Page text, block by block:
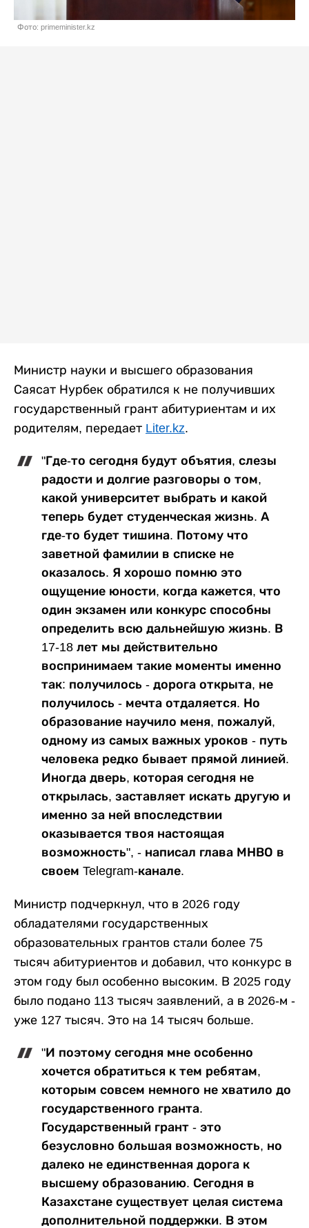
Фото: primeminister.kz
Министр науки и высшего образования
Саясат Нурбек обратился к не получивших
государственный грант абитуриентам и их
родителям, передает Liter.kz.
"Где-то сегодня будут объятия, слезы
радости и долгие разговоры о том,
какой университет выбрать и какой
теперь будет студенческая жизнь. А
где-то будет тишина. Потому что
заветной фамилии в списке не
оказалось. Я хорошо помню это
ощущение юности, когда кажется, что
один экзамен или конкурс способны
определить всю дальнейшую жизнь. В
17-18 лет мы действительно
воспринимаем такие моменты именно
так: получилось - дорога открыта, не
получилось - мечта отдаляется. Но
образование научило меня, пожалуй,
одному из самых важных уроков - путь
человека редко бывает прямой линией.
Иногда дверь, которая сегодня не
открылась, заставляет искать другую и
именно за ней впоследствии
оказывается твоя настоящая
возможность", - написал глава МНВО в
своем Telegram-канале.
Министр подчеркнул, что в 2026 году
обладателями государственных
образовательных грантов стали более 75
тысяч абитуриентов и добавил, что конкурс в
этом году был особенно высоким. В 2025 году
было подано 113 тысяч заявлений, а в 2026-м -
уже 127 тысяч. Это на 14 тысяч больше.
"И поэтому сегодня мне особенно
хочется обратиться к тем ребятам,
которым совсем немного не хватило до
государственного гранта.
Государственный грант - это
безусловно большая возможность, но
далеко не единственная дорога к
высшему образованию. Сегодня в
Казахстане существует целая система
дополнительной поддержки. В этом